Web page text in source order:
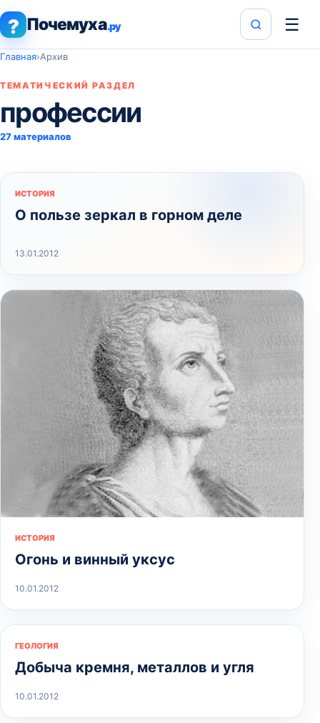
? Почемуха.ру ☰
Главная›Архив
ТЕМАТИЧЕСКИЙ РАЗДЕЛ
профессии
27 материалов
ИСТОРИЯ
О пользе зеркал в горном деле
13.01.2012
ИСТОРИЯ
Огонь и винный уксус
10.01.2012
ГЕОЛОГИЯ
Добыча кремня, металлов и угля
10.01.2012